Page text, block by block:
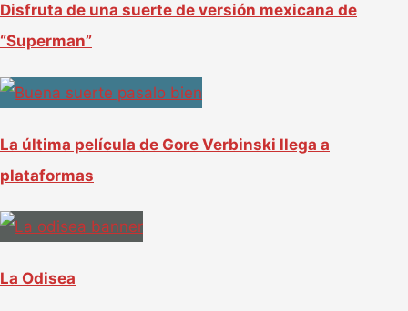
r
Disfruta de una suerte de versión mexicana de
“Superman”
La última película de Gore Verbinski llega a
plataformas
La Odisea